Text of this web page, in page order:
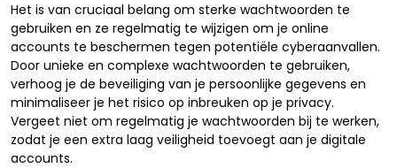
Het is van cruciaal belang om sterke wachtwoorden te
gebruiken en ze regelmatig te wijzigen om je online
accounts te beschermen tegen potentiële cyberaanvallen.
Door unieke en complexe wachtwoorden te gebruiken,
verhoog je de beveiliging van je persoonlijke gegevens en
minimaliseer je het risico op inbreuken op je privacy.
Vergeet niet om regelmatig je wachtwoorden bij te werken,
zodat je een extra laag veiligheid toevoegt aan je digitale
accounts.